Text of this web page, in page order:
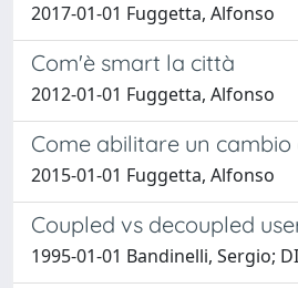
2017-01-01 Fuggetta, Alfonso
Com'è smart la città
2012-01-01 Fuggetta, Alfonso
Come abilitare un
2015-01-01 Fuggetta, Alfonso
Coupled vs decoupled
1995-01-01 Bandinelli, Sergio;